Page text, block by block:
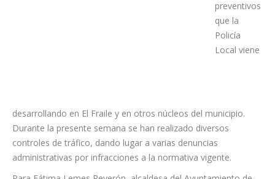
dispositivos
y controles
preventivos
que la
desarrollando en El Fraile y en otros núcleos del municipio.
Durante la presente semana se han realizado diversos
controles de tráfico, dando lugar a varias denuncias